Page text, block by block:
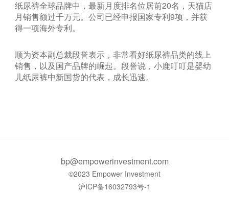
纸尿裤全球品牌中，最新月度排名位居前20名，天猫店
月销售额过千万元。公司已经申报国家专利9项，并获
得一项海外专利。
顺为资本副总裁段誉表示，非常看好纸尿裤品类的线上
销售，以及国产品牌的崛起。段誉说，小鹿叮叮是婴幼
儿纸尿裤中新国货的代表，成长迅速。
bp@empowerinvestment.com
©2023 Empower Investment
沪ICP备16032793号-1